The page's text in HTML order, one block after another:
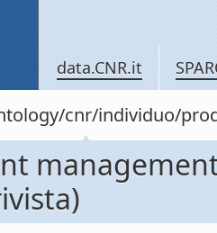
data.CNR.it
cnr/individuo/